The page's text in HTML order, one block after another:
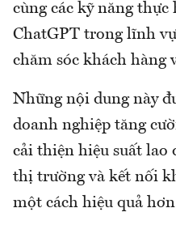
cùng các kỹ năng thực
ChatGPT trong lĩnh
chăm sóc khách hàng
Những nội dung này
doanh nghiệp tăng
cải thiện hiệu suất lao
thị trường và kết nối
một cách hiệu quả